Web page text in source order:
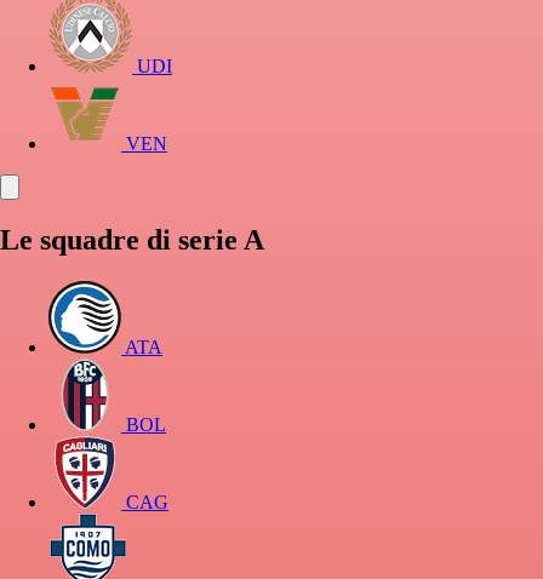
UDI
VEN
Le squadre di serie A
ATA
BOL
CAG